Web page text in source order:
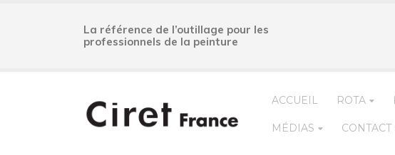
La référence de l’outillage pour les
professionnels de la peinture
ACCUEIL ROTA
MÉDIAS CONTACT